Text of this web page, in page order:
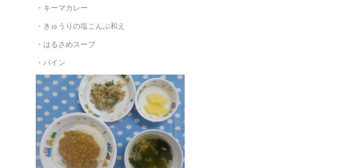
・キーマカレー
・きゅうりの塩こんぶ和え
・はるさめスープ
・パイン